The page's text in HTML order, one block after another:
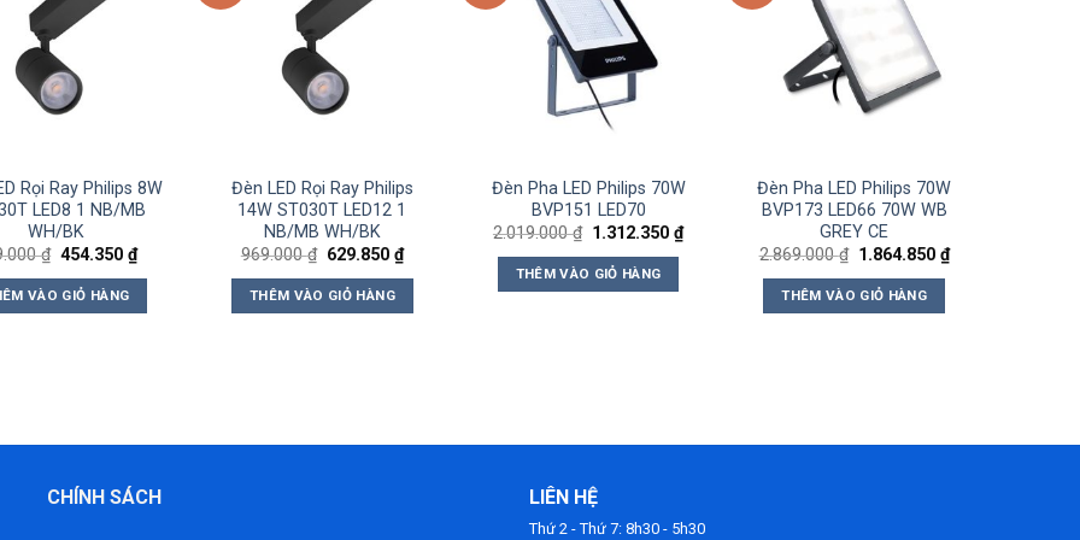
Rọi Ray Philips 8W
LED8 1 NB/MB
WH/BK
₫ Giá
là:
699.000 ₫.
454.350₫Giá
hiện
VÀO GIỎ HÀNG
Đèn LED Rọi Ray Philips
14W ST030T LED12 1
NB/MB WH/BK
969.000₫ Giá
là:
969.000 ₫.
629.850₫Giá
hiện
THÊM VÀO GIỎ HÀNG
wishlist
Đèn Pha LED Philips 70W
BVP151 LED70
2.019.000₫ Giá
là:
2.019.000 ₫.
1.312.350₫Giá
hiện
THÊM VÀO GIỎ HÀNG
Add to
wishlist
Đèn Pha LED Philips 70W
BVP173 LED66 70W WB
GREY CE
2.869.000₫ Giá
là:
2.869.000 ₫.
1.864.850 ₫Giá
hiện
THÊM VÀO GIỎ HÀNG
CHÍNH SÁCH LIÊN HỆ
Thứ 2 - Thứ 7: 8h30 - 5h30